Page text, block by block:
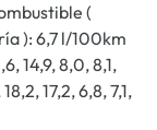
(
): 6,7 l/100km
14,9, 8,0, 8,1,
17,2, 6,8, 7,1,